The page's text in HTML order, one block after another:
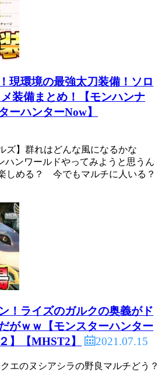
現環境の最強太刀装備！ソロ
装備まとめ！【モンハンナ
ーハンターNow】
ズ】群れはどんな風になるかな
ハンワールドやってみようと思うん
しめる？ 今でもマルチに人いる？
！ライズのガルクの奥義がド
がｗｗ【モンスターハンター
】【MHST2】
2021.07.15
クエのヌシアシラの野良マルチどう？